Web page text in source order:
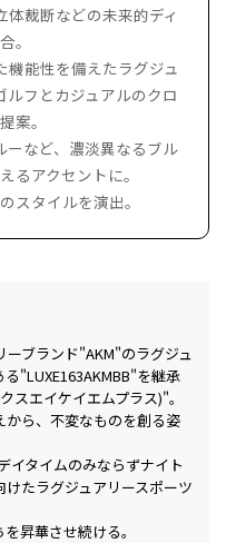
裁断などの未来的ディ
。
能性を備えたラグジュ
フとカジュアルのクロ
案。
ーなど、濃淡異なるブル
るアクセントに。
スタイルを演出。
ブランド"AKM"のラグジュ
"LUXE163AKMBB"を継承
スエイケイエムプラス)"。
から、不変なものを創る姿
イタイムのみならずナイト
たラグジュアリースポーツ
昇華させ続ける。